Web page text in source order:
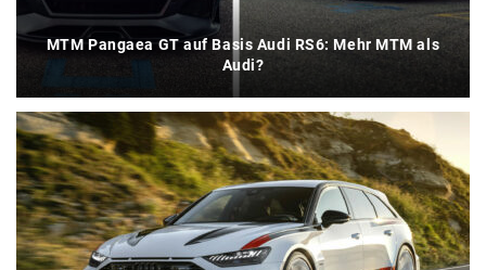
MTM Pangaea GT auf Basis Audi RS6: Mehr MTM als
Audi?